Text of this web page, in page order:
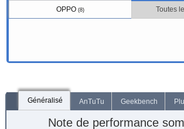
OPPO(8) Toutes
Généralisé AnTuTu Geekbench
Note de performance